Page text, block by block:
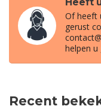
Of heeft
gerust
helpen u
Recent